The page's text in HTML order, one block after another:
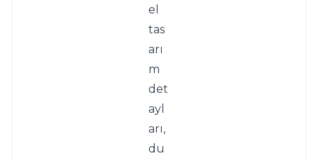
el
tas
arı
m
det
ayl
arı,
du